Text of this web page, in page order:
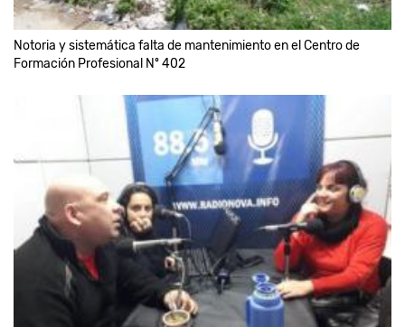
Notoria y sistemática falta de mantenimiento en el Centro de
Formación Profesional Nº 402